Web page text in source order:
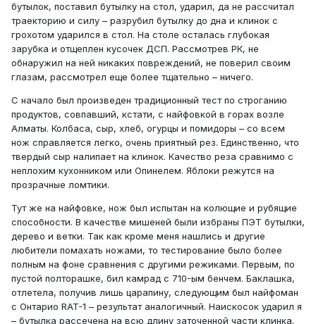
бутылок, поставил бутылку на стол, ударил, да не рассчитал
траекторию и силу – разрубил бутылку до дна и клинок с
грохотом ударился в стол. На столе осталась глубокая
зарубка и отщеплен кусочек ДСП. Рассмотрев РК, не
обнаружил на ней никаких повреждений, не поверил своим
глазам, рассмотрел еще более тщательно – ничего.
С начало был произведен традиционный тест по строганию
продуктов, совпавший, кстати, с найфовкой в горах возле
Алматы. Колбаса, сыр, хлеб, огурцы и помидоры – со всем
нож справляется легко, очень приятный рез. Единственно, что
твердый сыр налипает на клинок. Качество реза сравнимо с
неплохим кухонником или Опинелем. Яблоки режутся на
прозрачные ломтики.
Тут же на найфовке, нож был испытан на колющие и рубящие
способности. В качестве мишеней были избраны ПЭТ бутылки,
дерево и ветки. Так как кроме меня нашлись и другие
любители помахать ножами, то тестирование было более
полным на фоне сравнения с другими режиками. Первым, по
пустой полторашке, бил камрад с 710-ым бенчем. Баклашка,
отлетела, получив лишь царапину, следующим был найфоман
с Онтарио RAT-1 – результат аналогичный. Наискосок ударил я
– бутылка рассечена на всю длину заточенной части клинка.